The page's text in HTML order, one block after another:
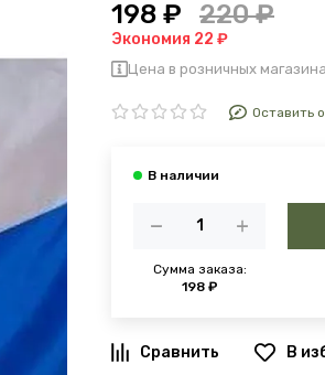
198 ₽ 220 ₽
Экономия 22 ₽
Цена в розничных
Оставить
Сумма заказа:
198 ₽
В